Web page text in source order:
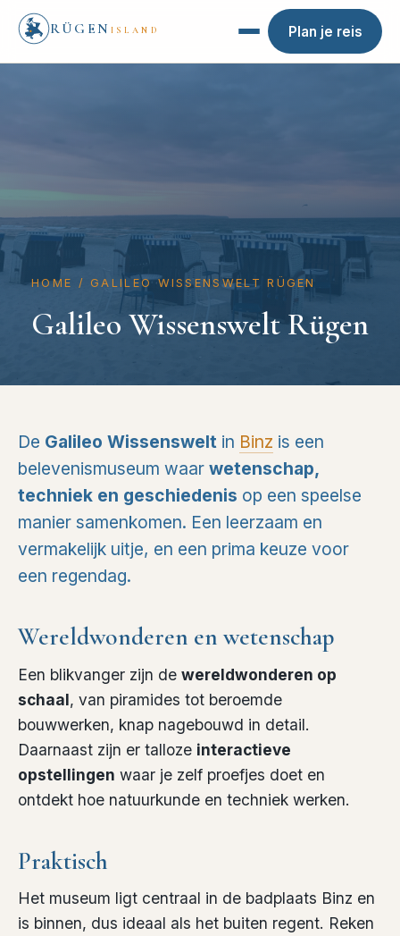
RÜGEN ISLAND Plan je reis
HOME / GALILEO WISSENSWELT RÜGEN
Galileo Wissenswelt Rügen
De Galileo Wissenswelt in Binz is een
belevenismuseum waar wetenschap,
techniek en geschiedenis op een speelse
manier samenkomen. Een leerzaam en
vermakelijk uitje, en een prima keuze voor
een regendag.
Wereldwonderen en wetenschap
Een blikvanger zijn de wereldwonderen op
schaal, van piramides tot beroemde
bouwwerken, knap nagebouwd in detail.
Daarnaast zijn er talloze interactieve
opstellingen waar je zelf proefjes doet en
ontdekt hoe natuurkunde en techniek werken.
Praktisch
Het museum ligt centraal in de badplaats Binz en
is binnen, dus ideaal als het buiten regent. Reken